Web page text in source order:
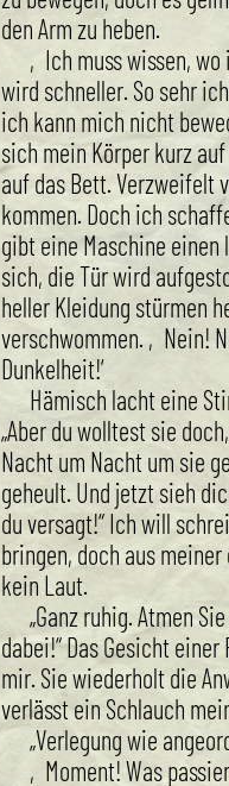
den Arm zu heben.
‚Ich muss wissen, wo
wird schneller. So sehr
ich kann mich nicht
sich mein Körper kurz
auf das Bett. Verzweifelt
kommen. Doch ich
gibt eine Maschine einen
sich, die Tür wird
heller Kleidung stürmen
verschwommen. ‚Nein!
Dunkelheit!‘
Hämisch lacht eine
„Aber du wolltest sie
Nacht um Nacht um sie
geheult. Und jetzt sieh
du versagt!“ Ich will
bringen, doch aus
kein Laut.
„Ganz ruhig. Atmen
dabei!“ Das Gesicht
mir. Sie wiederholt die
verlässt ein Schlauch
„Verlegung wie
‚Moment! Was